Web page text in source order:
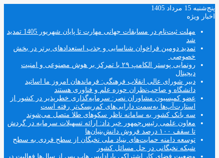
پنج‌شنبه 15 مرداد 1405
اخبار ویژه
مهلت ثبت‌نام در مسابقات جهانی مهارت تا پایان شهریور 1405 تمدید
شد
تمدید دومین فراخوان شناسایی و جذب استعدادهای برتر در بخش
خصوصی
رونمایی پوستر الکامپ ۲۹ با تمرکز بر هوش مصنوعی و امنیت
دیجیتال
دبیر شورای عالی انقلاب فرهنگی: فرماندهان امروز ما اساتید
دانشگاه و صاحب‌نظران حوزه علم و فناوری هستند
عضو کمیسیون مشاوران نصر: سرمایه‌گذاری خطرپذیر در کشور از
استارت‌آپ‌ها به‌سمت دارایی‌های کم‌ریسک‌تر رفته است
سه بانک کشور به سامانه ناظر سکوهای طلا متصل می‌شوند
معاون علمی رئیس‌جمهور خبر داد: ارائه تسهیلات سرمایه در گردش
تا سقف ۱۰۰ درصد فروش دانش‌بنیان‌ها
توسعه دامنه حمایت‌های بنیاد ملی نخبگان از سطح فردی به سطح
شبکه نخبگانی در حل مسائل کشور
وضعیت فضای کار اشتراکی پارادایس هاب پس از سال‌ها فعالیت در